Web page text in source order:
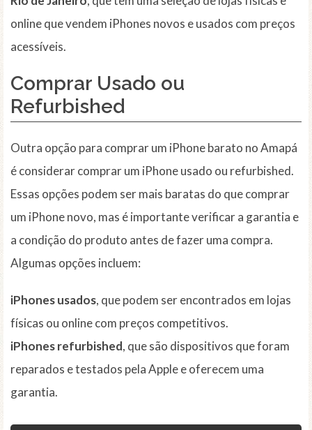
online que vendem iPhones novos e usados com preços
acessíveis.
Comprar Usado ou
Refurbished
Outra opção para comprar um iPhone barato no Amapá
é considerar comprar um iPhone usado ou refurbished.
Essas opções podem ser mais baratas do que comprar
um iPhone novo, mas é importante verificar a garantia e
a condição do produto antes de fazer uma compra.
Algumas opções incluem:
iPhones usados, que podem ser encontrados em lojas
físicas ou online com preços competitivos.
iPhones refurbished, que são dispositivos que foram
reparados e testados pela Apple e oferecem uma
garantia.